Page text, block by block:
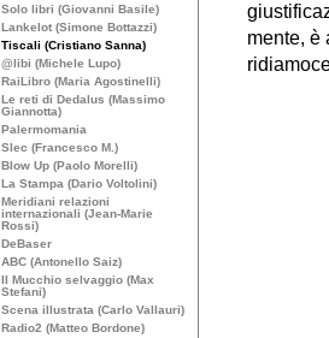
mente, è
Solo libri (Giovanni Basile)
Lankelot (Simone Bottazzi)
Tiscali (Cristiano Sanna)
@libi (Michele Lupo)
RaiLibro (Maria Agostinelli)
Le reti di Dedalus (Massimo
Giannotta)
Palermomania
Slec (Francesco M.)
Blow Up (Paolo Morelli)
La Stampa (Dario Voltolini)
Meridiani relazioni
internazionali (Jean-Marie
Rossi)
DeBaser
ABC (Antonello Saiz)
Il Mucchio selvaggio (Max
Stefani)
Scena illustrata (Carlo Vallauri)
Radio2 (Matteo Bordone)